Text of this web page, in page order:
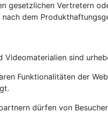
gesetzlichen Vertretern
dem
sind
Funktionalitäten der
dürfen von